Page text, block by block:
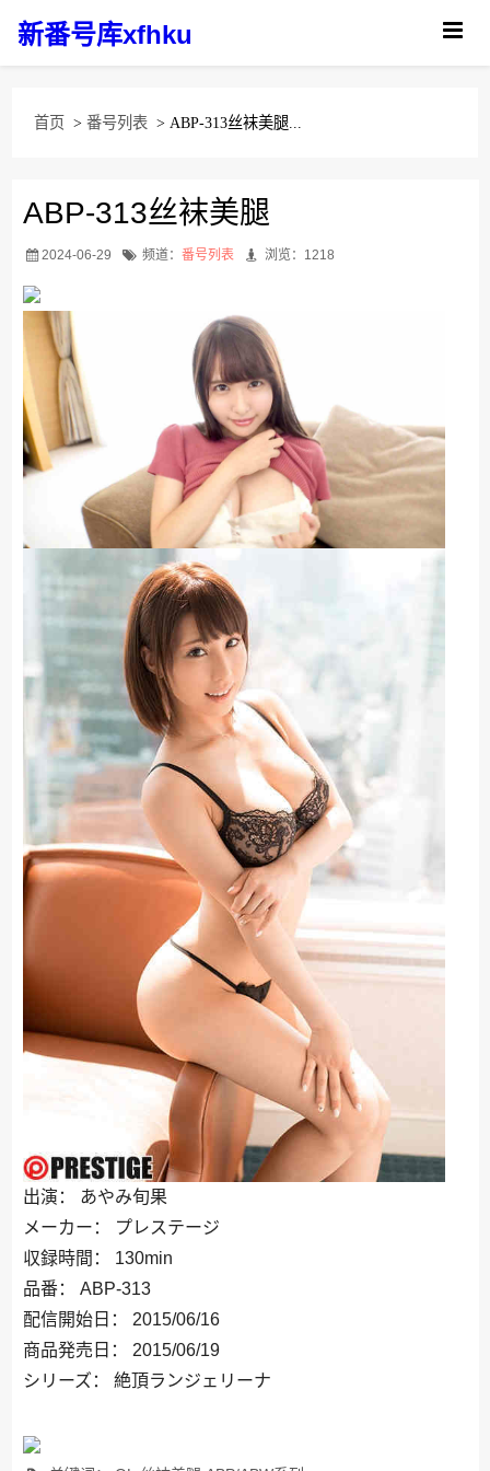
新番号库xfhku
首页 > 番号列表 > ABP-313丝袜美腿...
ABP-313丝袜美腿
2024-06-29 频道： 番号列表 浏览：1218
出演： あやみ旬果
メーカー： プレステージ
収録時間： 130min
品番： ABP-313
配信開始日： 2015/06/16
商品発売日： 2015/06/19
シリーズ： 絶頂ランジェリーナ